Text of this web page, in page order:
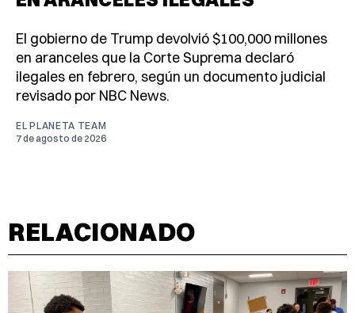
El gobierno de Trump devolvió $100,000 millones
en aranceles que la Corte Suprema declaró
ilegales en febrero, según un documento judicial
revisado por NBC News.
EL PLANETA TEAM
7 de agosto de 2026
RELACIONADO